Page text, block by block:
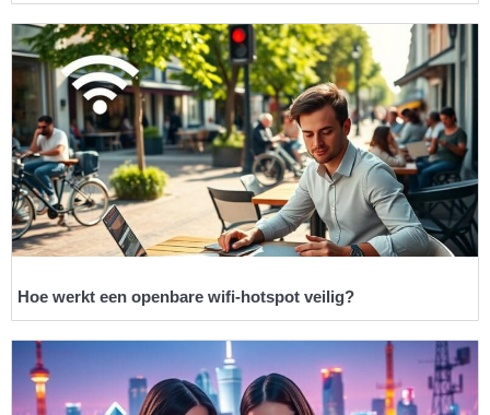
Hoe werkt een openbare wifi-hotspot veilig?